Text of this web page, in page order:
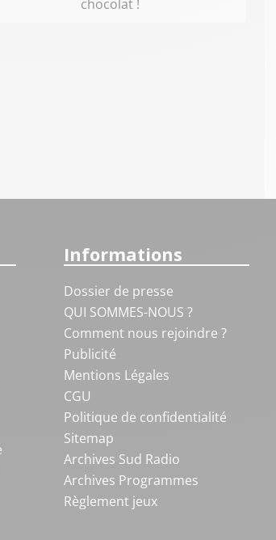
chocolat !
Informations
Dossier de presse
QUI SOMMES-NOUS ?
Comment nous rejoindre ?
Publicité
Mentions Légales
CGU
Politique de confidentialité
Sitemap
Archives Sud Radio
Archives Programmes
Règlement jeux